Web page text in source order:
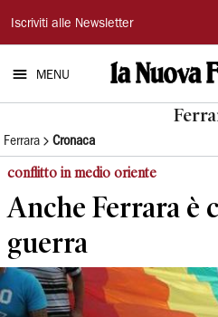
La
Nuova
Ferrara
Iscriviti alle Newsletter
MENU
Ferrara Cronaca
conflitto in medio oriente
Anche Ferrara è
guerra